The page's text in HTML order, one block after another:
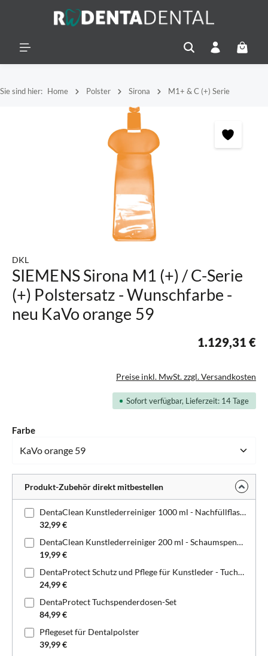
Sie sind hier: Home Polster Sirona M1+ & C (+) Serie
DKL
SIEMENS Sirona M1 (+) / C-Serie
(+) Polstersatz - Wunschfarbe -
neu KaVo orange 59
1.129,31 €
Preise inkl. MwSt. zzgl. Versandkosten
Sofort verfügbar, Lieferzeit: 14 Tage
Farbeauswählen
Produkt-Zubehör direkt mitbestellen
DentaClean Kunstlederreiniger 1000 ml - Nachfüllflasche
32,99 €
DentaClean Kunstlederreiniger 200 ml - Schaumspenderflasche
19,99 €
DentaProtect Schutz und Pflege für Kunstleder - Tuchspenderdose
24,99 €
DentaProtect Tuchspenderdosen-Set
84,99 €
Pflegeset für Dentalpolster
39,99 €